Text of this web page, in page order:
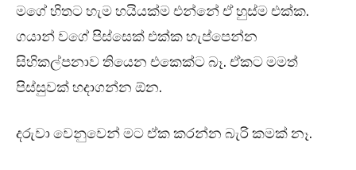
මගේ හිතට හැම හයියක්ම එන්නේ ඒ හුස්ම එක්ක.
ගයාන් වගේ පිස්සෙක් එක්ක හැප්පෙන්න
සිහිකල්පනාව තියෙන එකෙක්ට බෑ. ඒකට මමත්
පිස්සුවක් හදාගන්න ඕන.
දරුවා වෙනුවෙන් මට ඒක කරන්න බැරි කමක් නෑ.